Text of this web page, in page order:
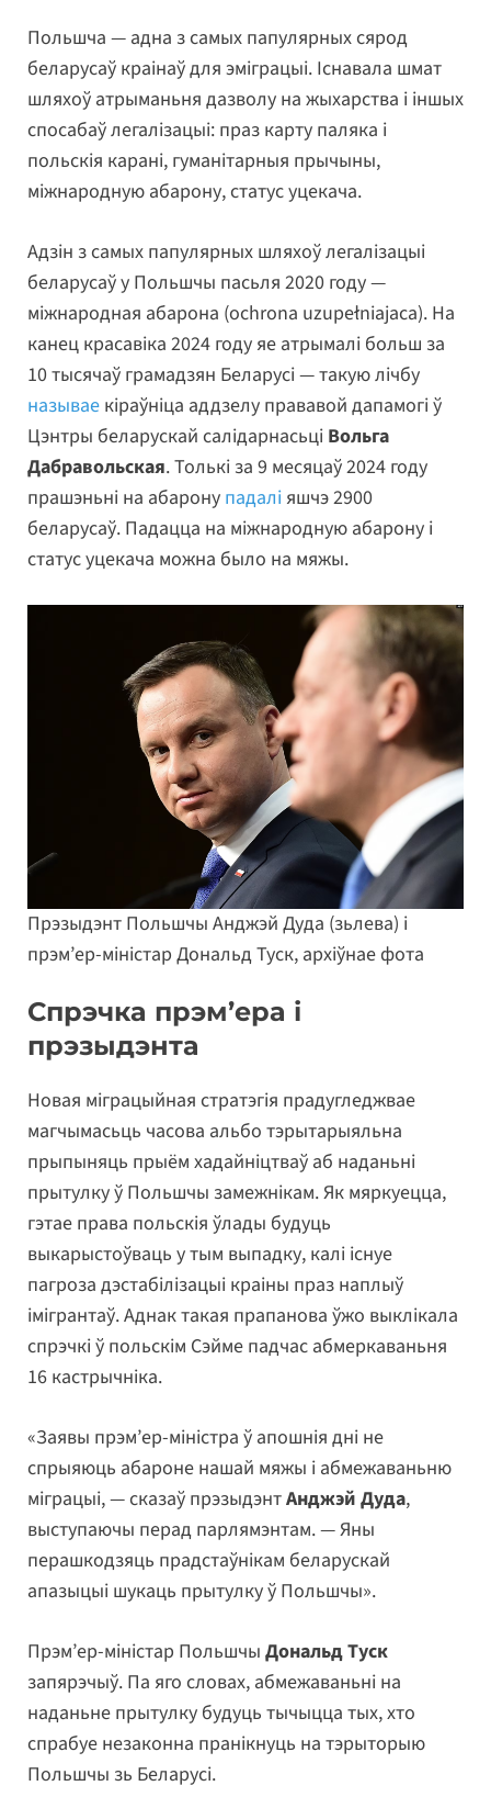
Польшча — адна з самых папулярных сярод
беларусаў краінаў для эміграцыі. Існавала шмат
шляхоў атрыманьня дазволу на жыхарства і іншых
спосабаў легалізацыі: праз карту паляка і
польскія карані, гуманітарныя прычыны,
міжнародную абарону, статус уцекача.
Адзін з самых папулярных шляхоў легалізацыі
беларусаў у Польшчы пасьля 2020 году —
міжнародная абарона (ochrona uzupełniajaca). На
канец красавіка 2024 году яе атрымалі больш за
10 тысячаў грамадзян Беларусі — такую лічбу
называе кіраўніца аддзелу прававой дапамогі ў
Цэнтры беларускай салідарнасьці Вольга
Дабравольская. Толькі за 9 месяцаў 2024 году
прашэньні на абарону падалі яшчэ 2900
беларусаў. Падацца на міжнародную абарону і
статус уцекача можна было на мяжы.
Прэзыдэнт Польшчы Анджэй Дуда (зьлева) і
прэм’ер-міністар Дональд Туск, архіўнае фота
Спрэчка прэм’ера і
прэзыдэнта
Новая міграцыйная стратэгія прадугледжвае
магчымасьць часова альбо тэрытарыяльна
прыпыняць прыём хадайніцтваў аб наданьні
прытулку ў Польшчы замежнікам. Як мяркуецца,
гэтае права польскія ўлады будуць
выкарыстоўваць у тым выпадку, калі існуе
пагроза дэстабілізацыі краіны праз наплыў
імігрантаў. Аднак такая прапанова ўжо выклікала
спрэчкі ў польскім Сэйме падчас абмеркаваньня
16 кастрычніка.
«Заявы прэм’ер-міністра ў апошнія дні не
спрыяюць абароне нашай мяжы і абмежаваньню
міграцыі, — сказаў прэзыдэнтАнджэй Дуда,
выступаючы перад парлямэнтам. — Яны
перашкодзяць прадстаўнікам беларускай
апазыцыі шукаць прытулку ў Польшчы».
Прэм’ер-міністар Польшчы Дональд Туск
запярэчыў. Па яго словах, абмежаваньні на
наданьне прытулку будуць тычыцца тых, хто
спрабуе незаконна пранікнуць на тэрыторыю
Польшчы зь Беларусі.